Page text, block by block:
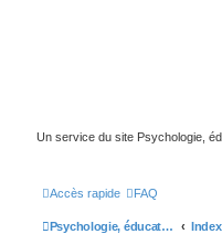
Un service du site Psychologie,
Accès rapide FAQ
Psychologie, éducation & enseignement spécialisé